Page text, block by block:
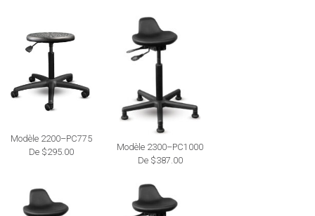
Modèle 2200–PC775
De $295.00
Modèle 2300–PC1000
De $387.00